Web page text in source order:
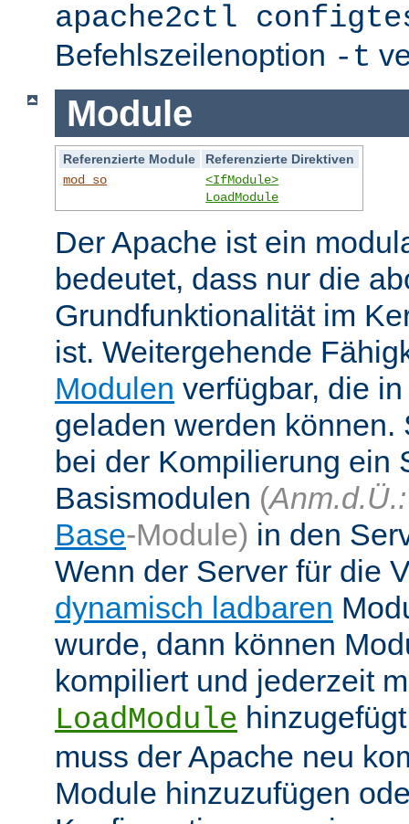
apache2ctl
Befehlszeilenoption -t
Module
Referenzierte Module
Referenzierte Direktiven
mod_so
<IfModule>
LoadModule
Der Apache ist ein
bedeutet, dass nur die
Grundfunktionalität im
ist. Weitergehende
Modulen verfügbar, die
geladen werden
bei der Kompilierung ein
Basismodulen (Anm.d.Ü.:
Base-Module) in den
Wenn der Server für die
dynamisch ladbaren
wurde, dann können
kompiliert und jederzeit
LoadModule
muss der Apache neu
Module hinzuzufügen